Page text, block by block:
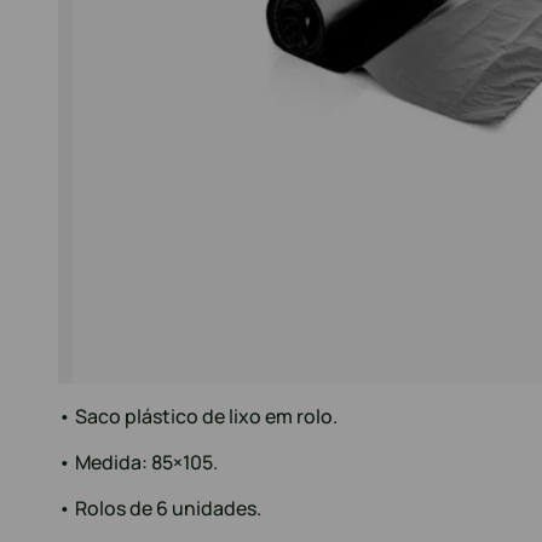
• Saco plástico de lixo em rolo.
• Medida: 85×105.
• Rolos de 6 unidades.